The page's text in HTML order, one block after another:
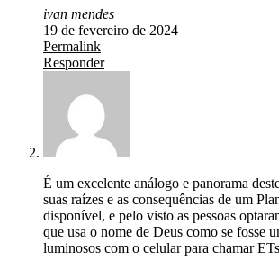
ivan mendes
19 de fevereiro de 2024
Permalink
Responder
É um excelente análogo e panorama
suas raízes e as consequências de um
disponível, e pelo visto as pessoas
que usa o nome de Deus como se fosse
luminosos com o celular para chamar